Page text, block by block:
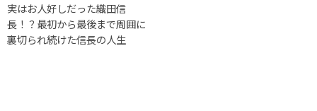
実はお人好しだった織田信
長！？最初から最後まで周囲に
裏切られ続けた信長の人生